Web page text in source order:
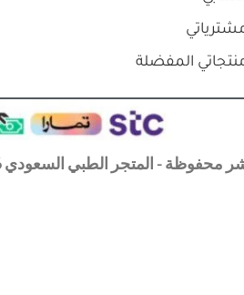
المفضلة
محفوظة - المتجر الطبي السعودي 2026©